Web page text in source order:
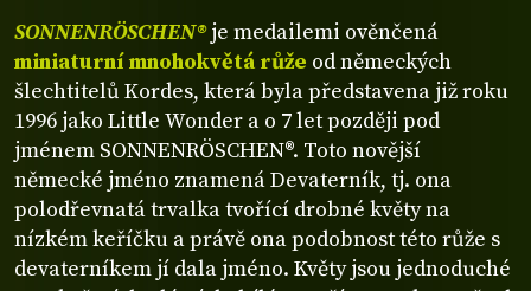
SONNENRÖSCHEN®je medailemi ověnčená
miniaturní mnohokvětá růže od německých
šlechtitelů Kordes, která byla představena již roku
1996 jako Little Wonder a o 7 let později pod
jménem SONNENRÖSCHEN®. Toto novější
německé jméno znamená Devaterník, tj. ona
polodřevnatá trvalka tvořící drobné květy na
nízkém keříčku a právě ona podobnost této růže s
devaterníkem jí dala jméno. Květy jsou jednoduché